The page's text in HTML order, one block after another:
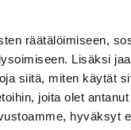
räätälöimiseen,
Lisäksi
siitä, miten käytät
joita olet
hyväksyt